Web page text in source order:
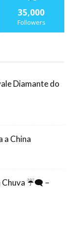
35,000
Followers
Diamante do
a China
Chuva ☔🗨️ –